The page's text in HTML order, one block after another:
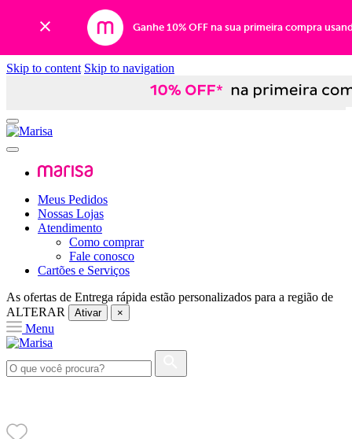
Ganhe 10% OFF na sua primeira compra
Skip to content Skip to navigation
Meus Pedidos
Nossas Lojas
Atendimento
Como comprar
Fale conosco
Cartões e Serviços
As ofertas de Entrega rápida estão personalizados para a região de
ALTERAR
Ativar ×
Menu